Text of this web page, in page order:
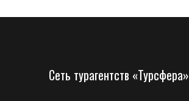
Сеть турагентств «Турсфера»